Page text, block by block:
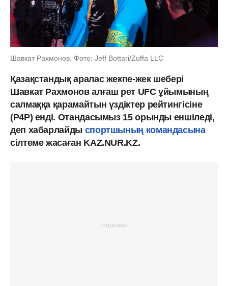
Шавкат Рахмонов. Фото: Jeff Bottari/Zuffa LLC
Қазақстандық аралас жекпе-жек шебері
Шавкат Рахмонов алғаш рет UFC ұйымының
салмаққа қарамайтын үздіктер рейтингісіне
(P4P) енді. Отандасымыз 15 орынды еншіледі,
деп хабарлайды спортшының командасына
сілтеме жасаған KAZ.NUR.KZ.